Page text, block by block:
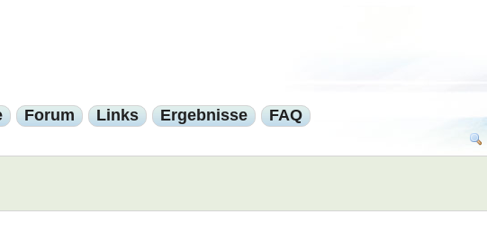
Forum Links Ergebnisse FAQ